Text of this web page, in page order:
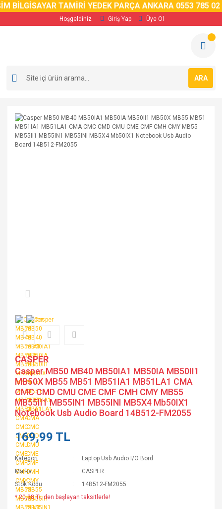
TAMİRİ YEDEK PARÇA ANKARA 0553 785 02 59
Hoşgeldiniz Giriş Yap Üye Ol
ARA
CASPER
Casper MB50 MB40 MB50IA1 MB50IA MB50II1
MB50X MB55 MB51 MB51IA1 MB51LA1 CMA
CMC CMD CMU CME CMF CMH CMY MB55
MB55II1 MB55IN1 MB55INI MB5X4 Mb50IX1
Notebook Usb Audio Board 14B512-FM2055
169,99 TL
Kategori
Laptop Usb Audio I/O Bord
Marka
CASPER
Stok Kodu
14B512-FM2055
* 20,38 TL den başlayan taksitlerle!